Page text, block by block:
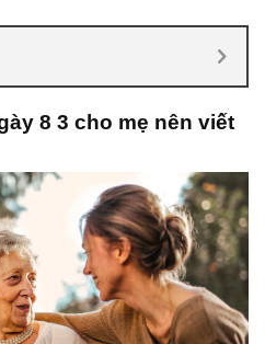
8 3 cho mẹ nên viết